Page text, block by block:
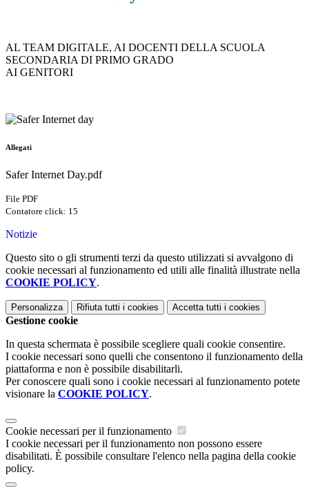
AL TEAM DIGITALE, AI DOCENTI DELLA SCUOLA
SECONDARIA DI PRIMO GRADO
AI GENITORI
Allegati
Safer Internet Day.pdf
File PDF
Contatore click: 15
Notizie
Questo sito o gli strumenti terzi da questo utilizzati si avvalgono di
cookie necessari al funzionamento ed utili alle finalità illustrate nella
COOKIE POLICY.
Personalizza Rifiuta tutti i cookies Accetta tutti i cookies
Gestione cookie
In questa schermata è possibile scegliere quali cookie consentire.
I cookie necessari sono quelli che consentono il funzionamento della
piattaforma e non è possibile disabilitarli.
Per conoscere quali sono i cookie necessari al funzionamento potete
visionare la COOKIE POLICY.
Cookie necessari per il funzionamento
I cookie necessari per il funzionamento non possono essere
disabilitati. È possibile consultare l'elenco nella pagina della cookie
policy.